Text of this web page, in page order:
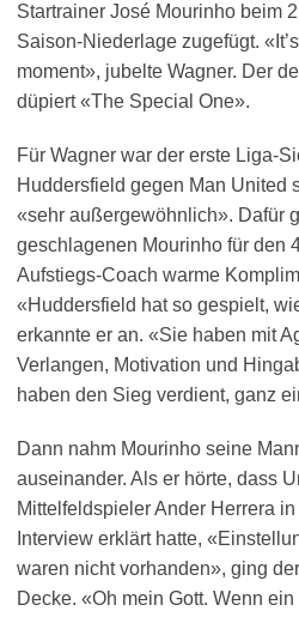
Startrainer José Mourinho beim
Saison-Niederlage zugefügt.
moment», jubelte Wagner. Der
düpiert «The Special One».
Für Wagner war der erste Liga-
Huddersfield gegen Man United
«sehr außergewöhnlich». Dafür
geschlagenen Mourinho für den
Aufstiegs-Coach warme
«Huddersfield hat so gespielt,
erkannte er an. «Sie haben mit
Verlangen, Motivation und
haben den Sieg verdient, ganz
Dann nahm Mourinho seine
auseinander. Als er hörte, dass
Mittelfeldspieler Ander Herrera
Interview erklärt hatte,
waren nicht vorhanden», ging
Decke. «Oh mein Gott. Wenn